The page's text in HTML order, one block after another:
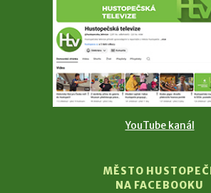
YouTube kanál
MĚSTO
NA FACEBOOKU